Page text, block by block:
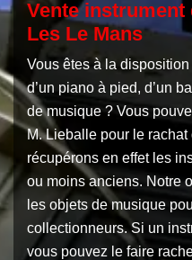
Vente instrument
Les Le Mans
Vous êtes à la disposition
d’un piano à pied, d’un
de musique ? Vous
M. Lieballe pour le
récupérons en effet les
ou moins anciens. Notre
les objets de musique
collectionneurs. Si un
vous pouvez le faire